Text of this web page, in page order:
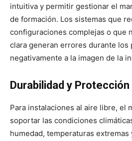
intuitiva y permitir gestionar el
de formación. Los sistemas que
configuraciones complejas o que
clara generan errores durante los
negativamente a la imagen de la
Durabilidad y Protección
Para instalaciones al aire libre, el
soportar las condiciones
humedad, temperaturas extremas